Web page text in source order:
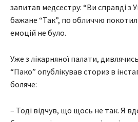
запитав медсестру: “Ви справді з
бажане “Так”, по обличчю
емоцій не було.
Уже з лікарняної палати,
“Пако” опублікував сториз в
боляче:
– Тоді відчув, що щось не так. Я